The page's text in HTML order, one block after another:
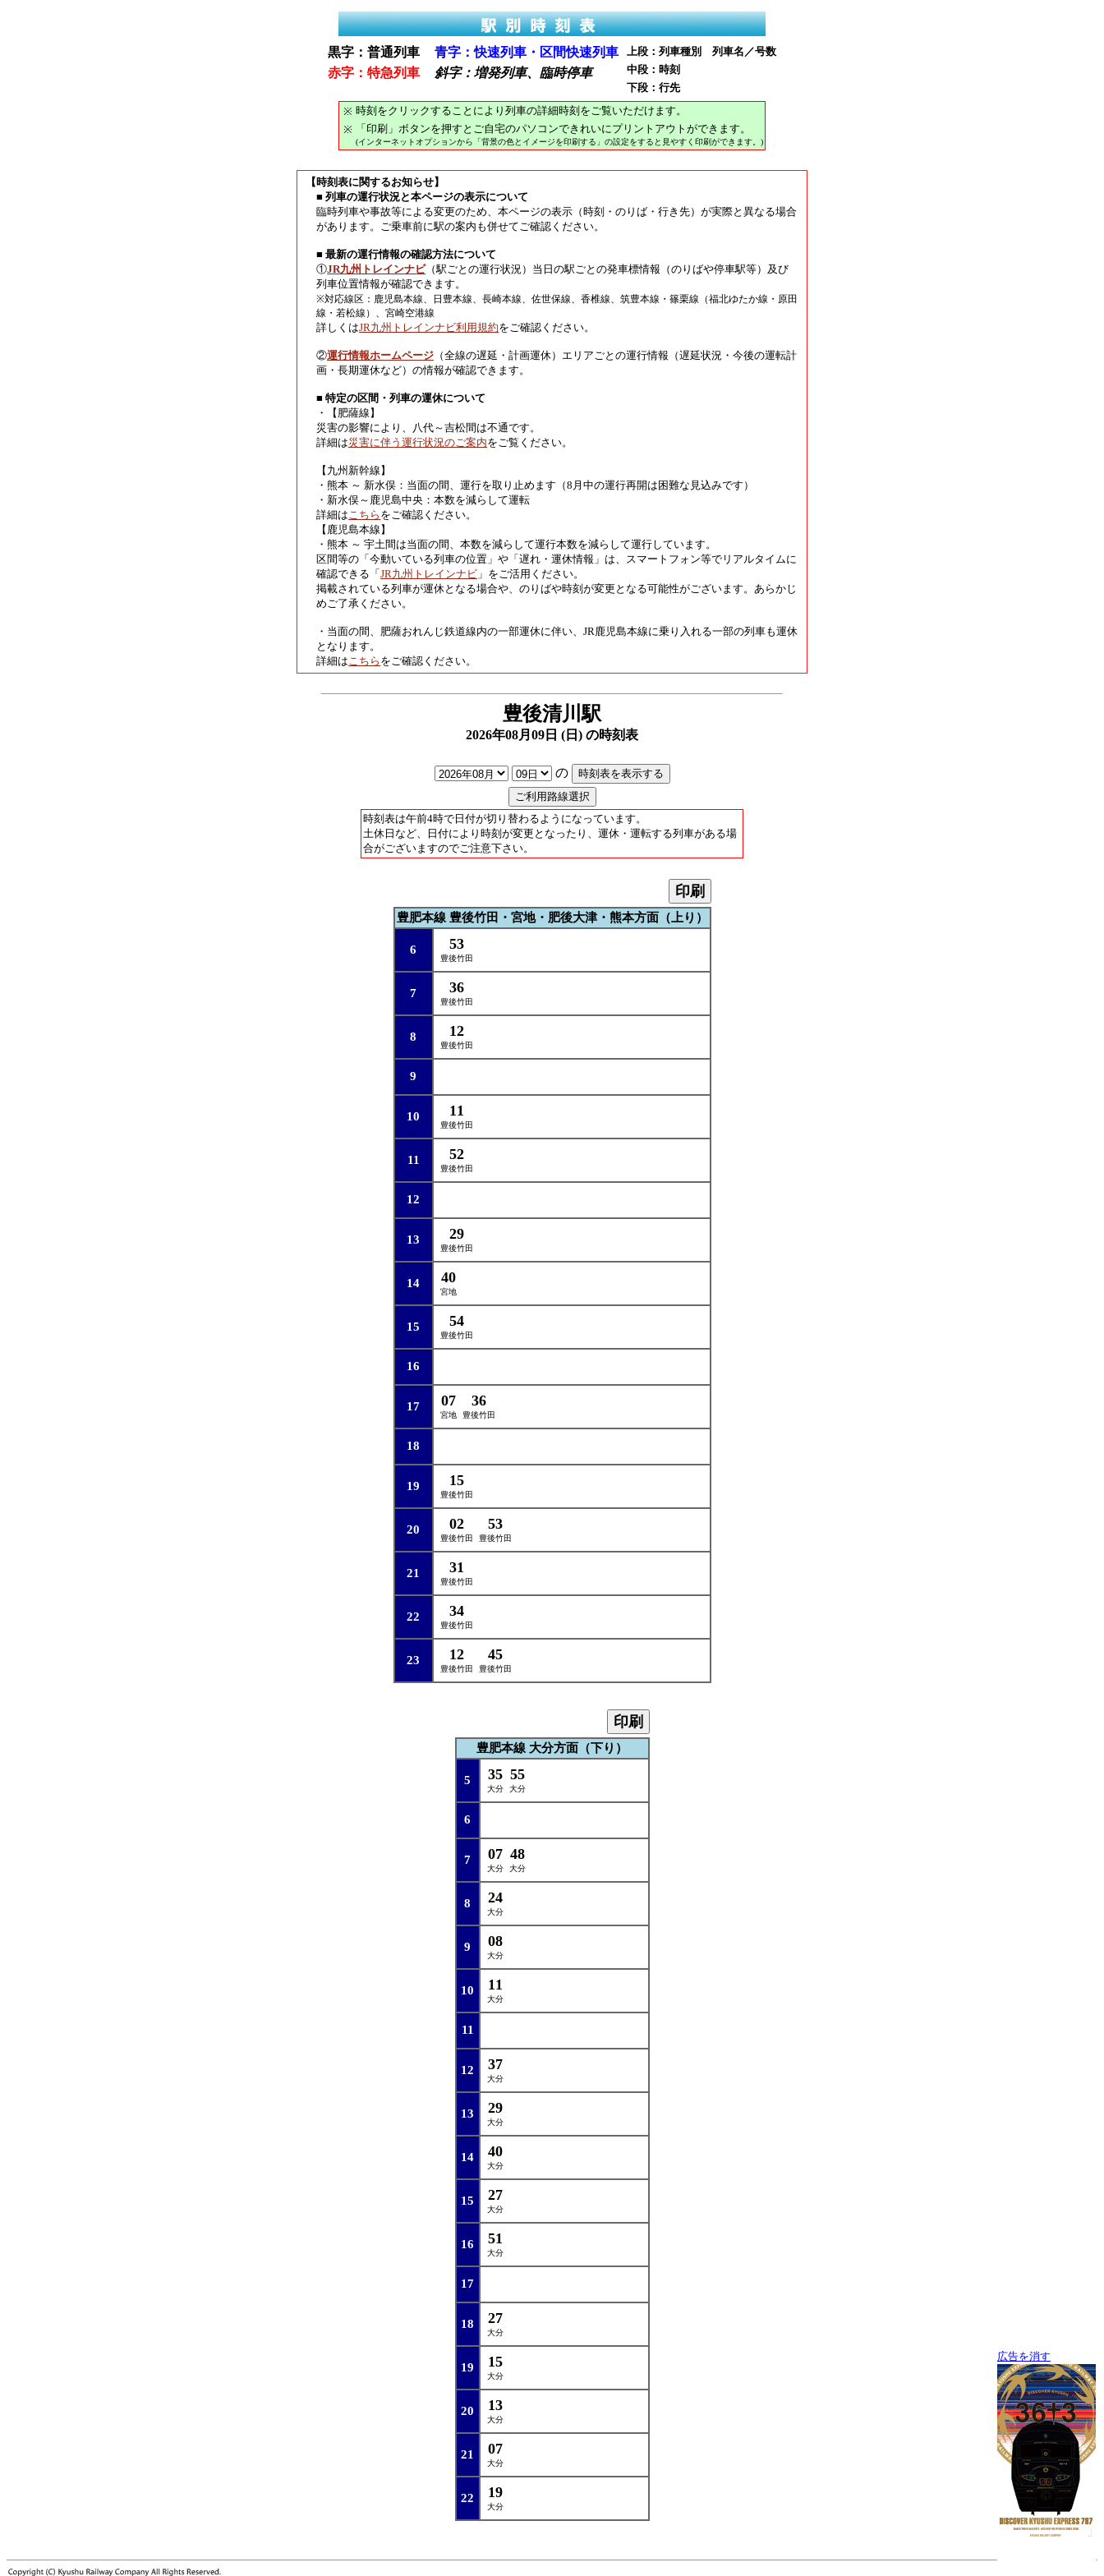
広告を消す
黒字：普通列車
青字：快速列車・区間快速列車
赤字：特急列車
斜字：増発列車、臨時停車
上段：列車種別 列車名／号数
中段：時刻
下段：行先
※ 時刻をクリックすることにより列車の詳細時刻をご覧いただけます。
※
「印刷」ボタンを押すとご自宅のパソコンできれいにプリントアウトができます。
(インターネットオプションから「背景の色とイメージを印刷する」の設定をすると見やすく印刷ができます。)
【時刻表に関するお知らせ】
■ 列車の運行状況と本ページの表示について
臨時列車や事故等による変更のため、本ページの表示（時刻・のりば・行き先）が実際と異なる場合
があります。ご乗車前に駅の案内も併せてご確認ください。
■ 最新の運行情報の確認方法について
①JR九州トレインナビ（駅ごとの運行状況）当日の駅ごとの発車標情報（のりばや停車駅等）及び
列車位置情報が確認できます。
※対応線区：鹿児島本線、日豊本線、長崎本線、佐世保線、香椎線、筑豊本線・篠栗線（福北ゆたか線・原田
線・若松線）、宮崎空港線
詳しくはJR九州トレインナビ利用規約をご確認ください。
②運行情報ホームページ （全線の遅延・計画運休）エリアごとの運行情報（遅延状況・今後の運転計
画・長期運休など）の情報が確認できます。
■ 特定の区間・列車の運休について
・【肥薩線】
災害の影響により、八代～吉松間は不通です。
詳細は災害に伴う運行状況のご案内をご覧ください。
【九州新幹線】
・熊本 ～ 新水俣：当面の間、運行を取り止めます（8月中の運行再開は困難な見込みです）
・新水俣～鹿児島中央：本数を減らして運転
詳細はこちら をご確認ください。
【鹿児島本線】
・熊本 ～ 宇土間は当面の間、本数を減らして運行本数を減らして運行しています。
区間等の「今動いている列車の位置」や「遅れ・運休情報」は、スマートフォン等でリアルタイムに
確認できる「JR九州トレインナビ 」をご活用ください。
掲載されている列車が運休となる場合や、のりばや時刻が変更となる可能性がございます。あらかじ
めご了承ください。
・当面の間、肥薩おれんじ鉄道線内の一部運休に伴い、JR鹿児島本線に乗り入れる一部の列車も運休
となります。
詳細はこちら をご確認ください。
豊後清川駅
2026年08月09日 (日) の時刻表
の
時刻表は午前4時で日付が切り替わるようになっています。
土休日など、日付により時刻が変更となったり、運休・運転する列車がある場
合がございますのでご注意下さい。
印刷
豊肥本線 豊後竹田・宮地・肥後大津・熊本方面（上り）
6 53
豊後竹田
7 36
豊後竹田
8 12
豊後竹田
9
10 11
豊後竹田
11 52
豊後竹田
12
13 29
豊後竹田
14 40
宮地
15 54
豊後竹田
16
17 07
宮地
36
豊後竹田
18
19 15
豊後竹田
20 02
豊後竹田
53
豊後竹田
21 31
豊後竹田
22 34
豊後竹田
23 12
豊後竹田
45
豊後竹田
印刷
豊肥本線 大分方面（下り）
5 35
大分
55
大分
6
7 07
大分
48
大分
8 24
大分
9 08
大分
10 11
大分
11
12 37
大分
13 29
大分
14 40
大分
15 27
大分
16 51
大分
17
18 27
大分
19 15
大分
20 13
大分
21 07
大分
22 19
大分